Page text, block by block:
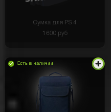
Сумка для PS 4
1600 руб
Есть в наличии